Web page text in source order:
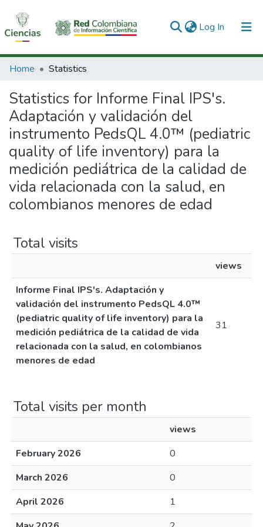
Log In (current)
Communities & Collections
All of DSpace
Home Statistics
Statistics for Informe Final IPS's.
Adaptación y validación del
instrumento PedsQL 4.0™ (pediatric
quality of life inventory) para la
medición pediátrica de la calidad de
vida relacionada con la salud, en
colombianos menores de edad
Total visits
views
Informe Final IPS's. Adaptación y
validación del instrumento PedsQL 4.0™
(pediatric quality of life inventory) para la
medición pediátrica de la calidad de vida
relacionada con la salud, en colombianos
menores de edad
31
Total visits per month
views
February 2026
0
March 2026
0
April 2026
1